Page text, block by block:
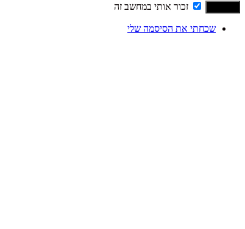
זכור אותי במחשב זה
שכחתי את הסיסמה שלי